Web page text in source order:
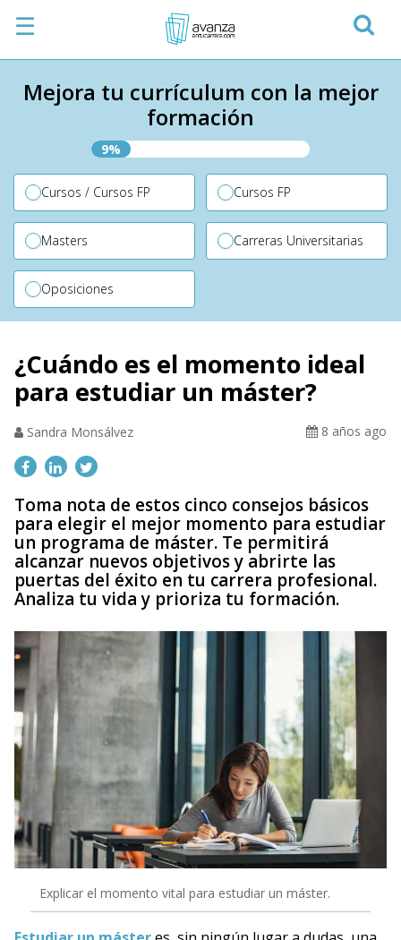
☰
Mejora tu currículum con la mejor
formación
9%
Cursos / Cursos FP Cursos FP
Masters Carreras Universitarias
Oposiciones
¿Cuándo es el momento ideal
para estudiar un máster?
Sandra Monsálvez 8 años ago
Toma nota de estos cinco consejos básicos
para elegir el mejor momento para estudiar
un programa de máster. Te permitirá
alcanzar nuevos objetivos y abrirte las
puertas del éxito en tu carrera profesional.
Analiza tu vida y prioriza tu formación.
Explicar el momento vital para estudiar un máster.